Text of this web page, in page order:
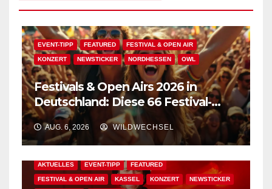
EVENT-TIPP FEATURED FESTIVAL & OPEN AIR
KONZERT NEWSTICKER NORDHESSEN OWL
Festivals & Open Airs 2026 in
Deutschland: Diese 66 Festival-
Events warten auf Dich!
AUG. 6, 2026 WILDWECHSEL
AKTUELLES EVENT-TIPP FEATURED
FESTIVAL & OPEN AIR KASSEL KONZERT NEWSTICKER